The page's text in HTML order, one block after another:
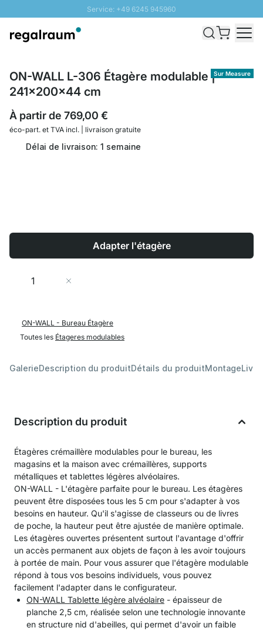
Service: +49 6245 945960
Livraison rapide - Livraison gratuite dès 100€
Sur Measure
ON-WALL L-306 Étagère modulable |
241x200x44 cm
À partir de 769,00 €
éco-part. et TVA incl. | livraison gratuite
Délai de livraison: 1 semaine
Adapter l'étagère
Quantité
ON-WALL - Bureau Étagère
Toutes les Étageres modulables
GalerieDescription du produitDétails du produitMontage
Description du produit
Étagères crémaillère modulables pour le bureau, les
magasins et la maison avec crémaillères, supports
métalliques et tablettes légères alvéolaires.
ON-WALL - L'étagère parfaite pour le bureau. Les étagères
peuvent être disposées tous les 5 cm pour s'adapter à vos
besoins en hauteur. Qu'il s'agisse de classeurs ou de livres
de poche, la hauteur peut être ajustée de manière optimale.
Les étagères ouvertes présentent surtout l'avantage d'offrir
un accès permanent aux objets de façon à les avoir toujours
à portée de main. Pour vous assurer que l'étagère modulable
répond à tous vos besoins individuels, vous pouvez
facilement l'adapter dans le configurateur.
ON-WALL Tablette légère alvéolaire - épaisseur de
planche 2,5 cm, réalisée selon une technologie innovante
en structure nid d'abeilles, qui permet d'avoir un faible